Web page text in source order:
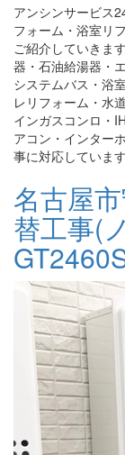
アンシンサービス
フォーム・浴室リ
ご紹介していきま
器・石油給湯器・
システムバス・浴
レリフォーム・水
インガスコンロ・
アコン・インター
事に対応しています
名古屋
替工事(